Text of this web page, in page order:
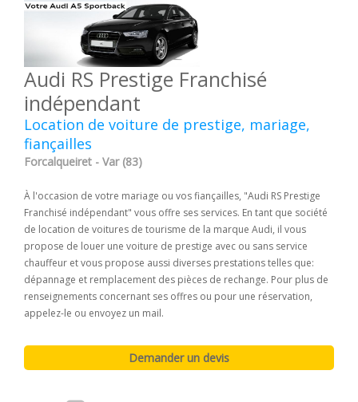
Audi RS Prestige Franchisé
indépendant
Location de voiture de prestige, mariage,
fiançailles
Forcalqueiret - Var (83)
À l'occasion de votre mariage ou vos fiançailles, "Audi RS Prestige
Franchisé indépendant" vous offre ses services. En tant que société
de location de voitures de tourisme de la marque Audi, il vous
propose de louer une voiture de prestige avec ou sans service
chauffeur et vous propose aussi diverses prestations telles que:
dépannage et remplacement des pièces de rechange. Pour plus de
renseignements concernant ses offres ou pour une réservation,
appelez-le ou envoyez un mail.